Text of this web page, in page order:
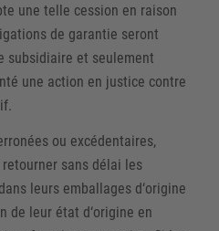
une telle cession en raison
de garantie seront
subsidiaire et seulement
une action en justice contre
ou excédentaires,
retourner sans délai les
leurs emballages d‘origine
de leur état d‘origine en